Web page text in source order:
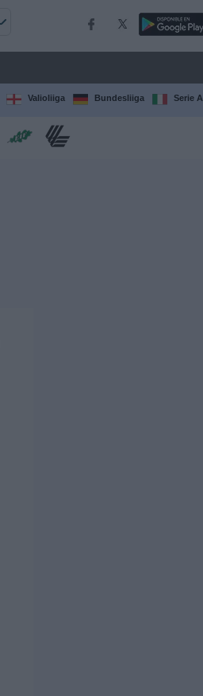
Valioliiga Bundesliiga Serie A